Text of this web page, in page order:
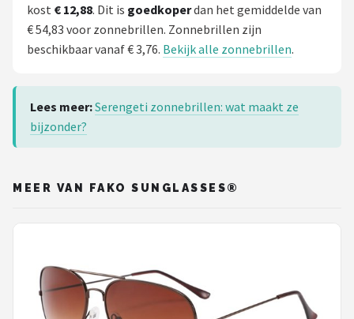
kost € 12,88. Dit is goedkoperdan het gemiddelde van
€ 54,83 voor zonnebrillen. Zonnebrillen zijn
beschikbaar vanaf € 3,76. Bekijk alle zonnebrillen.
Lees meer:Serengeti zonnebrillen: wat maakt ze
bijzonder?
MEER VAN FAKO SUNGLASSES®